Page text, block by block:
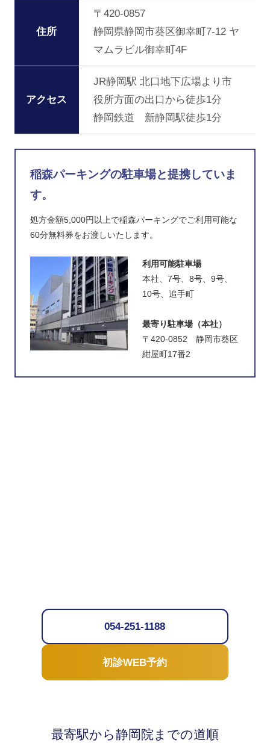
住所
〒420-0857
静岡県静岡市葵区御幸町7-12 ヤ
マムラビル御幸町4F
アクセス
JR静岡駅 北口地下広場より市
役所方面の出口から徒歩1分
静岡鉄道 新静岡駅徒歩1分
稲森パーキングの駐車場と提携していま
す。
処方金額5,000円以上で稲森パーキングでご利用可能な
60分無料券をお渡しいたします。
利用可能駐車場
本社、7号、8号、9号、
10号、追手町
最寄り駐車場（本社）
〒420-0852 静岡市葵区
紺屋町17番2
054-251-1188
初診WEB予約
最寄駅から静岡院までの道順